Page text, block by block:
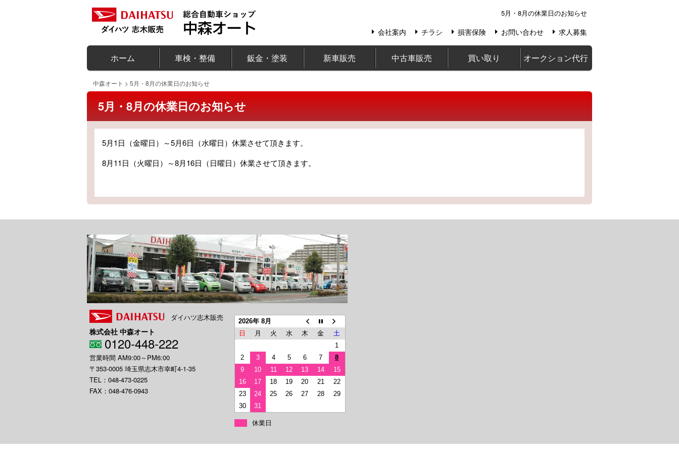
5月・8月の休業日のお知らせ
ホーム 車検・整備 鈑金・塗装 新車販売 中古車販売 買い取り オークション代行
会社案内 チラシ 損害保険 お問い合わせ 求人募集
中森オート > 5月・8月の休業日のお知らせ
5月・8月の休業日のお知らせ
5月1日（金曜日）～5月6日（水曜日）休業させて頂きます。
8月11日（火曜日）～8月16日（日曜日）休業させて頂きます。
ダイハツ志木販売
株式会社 中森オート
0120-448-222
営業時間 AM9:00～PM6:00
〒353-0005 埼玉県志木市幸町4-1-35
TEL：048-473-0225
FAX：048-476-0943
2026年 8月
日
月 火 水 木 金
土
1
2
3 4 5 6 7
8
9
10 11 12 13 14
15
16
17 18 19 20 21
22
23
24 25 26 27 28
29
30
31
休業日